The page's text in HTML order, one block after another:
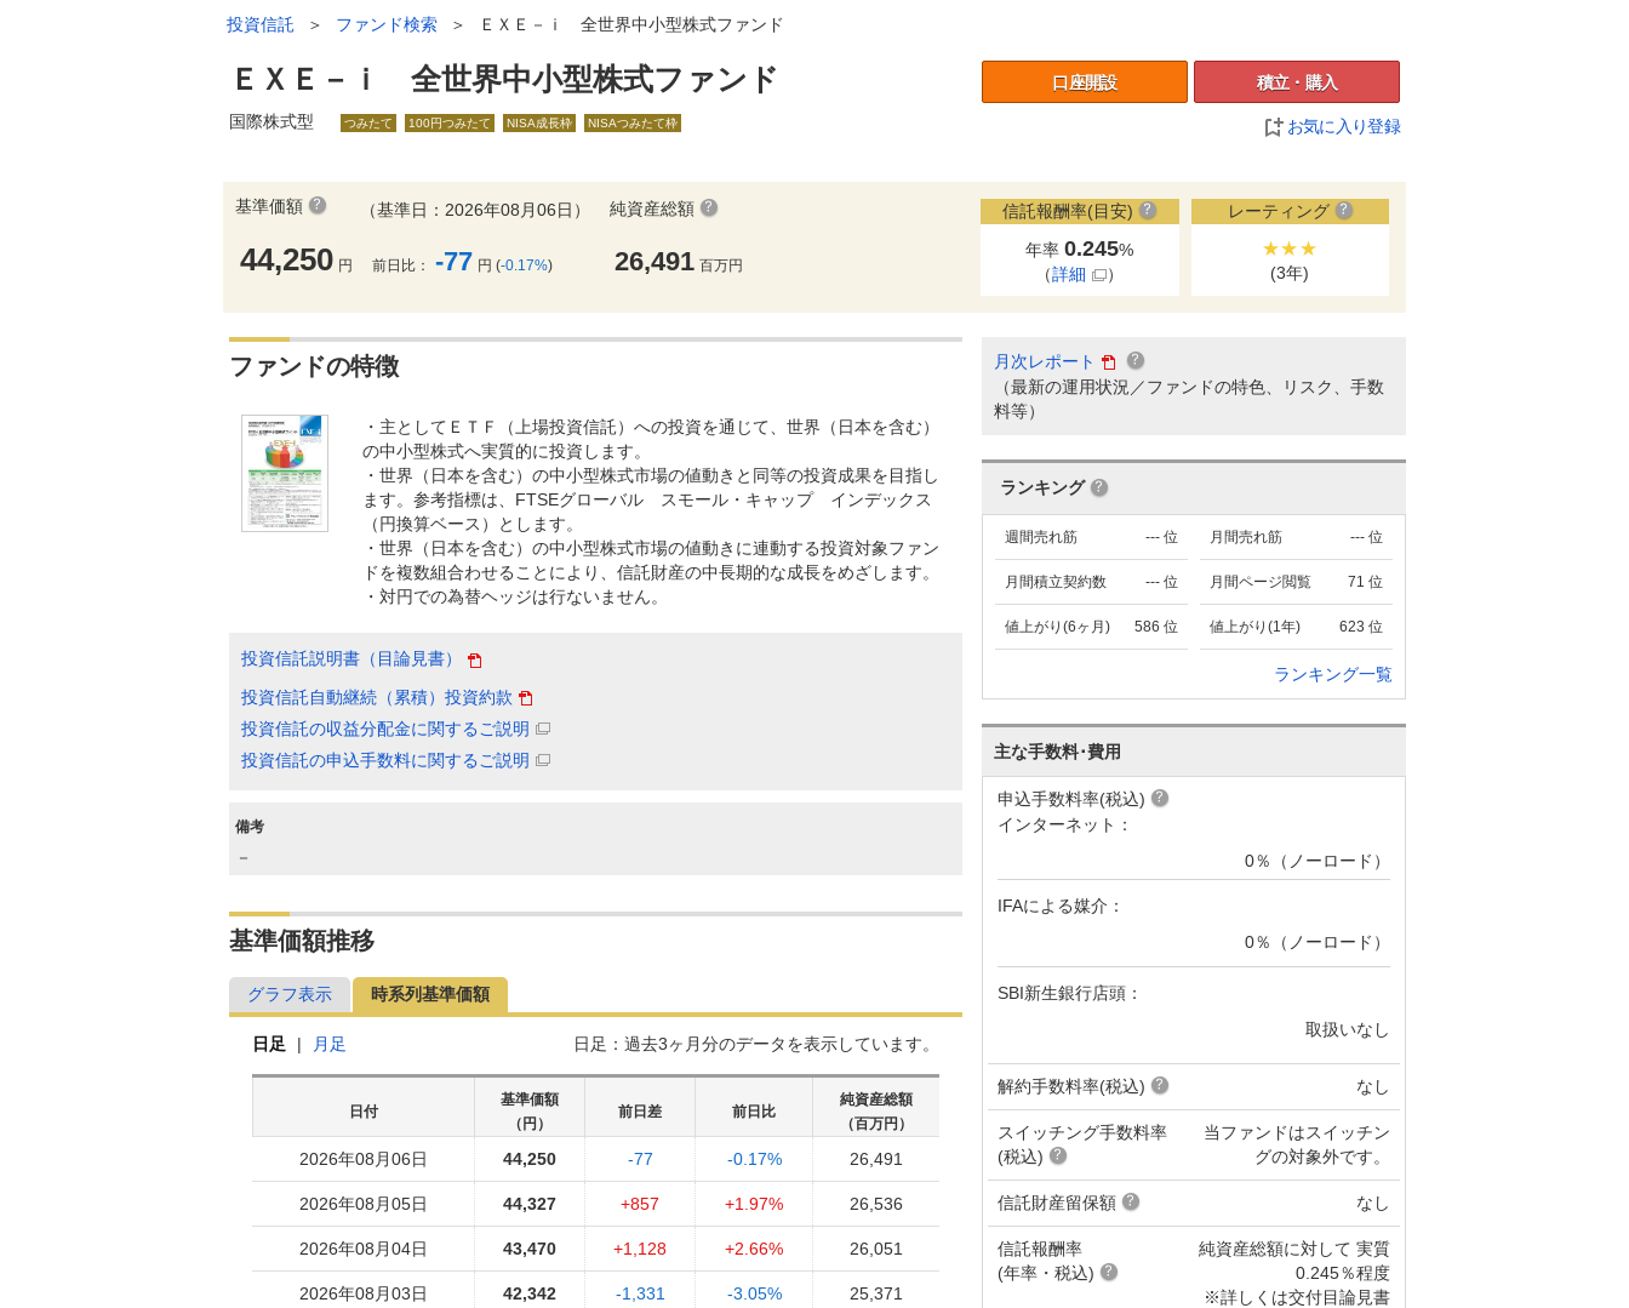
投資信託 ＞ ファンド検索 ＞ ＥＸＥ－ｉ 全世界中小型株式ファンド
ＥＸＥ－ｉ 全世界中小型株式ファンド 口座開設 積立・購入
お気に入り登録
国際株式型 つみたて 100円つみたて NISA成長枠 NISAつみたて枠
基準価額
44,250 円
（基準日：2026年08月06日）
前日比： -77 円 (-0.17%)
純資産総額
26,491 百万円
信託報酬率(目安)
年率0.245%
（詳細 ）
レーティング
★★★
(3年)
ファンドの特徴
・主としてＥＴＦ（上場投資信託）への投資を通じて、世界（日本を含む）
の中小型株式へ実質的に投資します。
・世界（日本を含む）の中小型株式市場の値動きと同等の投資成果を目指し
ます。参考指標は、FTSEグローバル スモール・キャップ インデックス
（円換算ベース）とします。
・世界（日本を含む）の中小型株式市場の値動きに連動する投資対象ファン
ドを複数組合わせることにより、信託財産の中長期的な成長をめざします。
・対円での為替ヘッジは行ないません。
投資信託説明書（目論見書）
投資信託自動継続（累積）投資約款
投資信託の収益分配金に関するご説明
投資信託の申込手数料に関するご説明
備考
－
基準価額推移
グラフ表示 時系列基準価額
日足 | 月足 日足：過去3ヶ月分のデータを表示しています。
日付
基準価額
（円）
前日差 前日比
純資産総額
（百万円）
2026年08月06日 44,250 -77 -0.17% 26,491
2026年08月05日 44,327 +857 +1.97% 26,536
2026年08月04日 43,470 +1,128 +2.66% 26,051
2026年08月03日 42,342 -1,331 -3.05% 25,371
月次レポート
（最新の運用状況／ファンドの特色、リスク、手数
料等）
ランキング
--- 位
週間売れ筋 --- 位
月間売れ筋
--- 位
月間積立契約数 71 位
月間ページ閲覧
586 位
値上がり(6ヶ月) 623 位
値上がり(1年)
ランキング一覧
主な手数料･費用
申込手数料率(税込)
インターネット：
0％（ノーロード）
IFAによる媒介：
0％（ノーロード）
SBI新生銀行店頭：
取扱いなし
解約手数料率(税込) なし
スイッチング手数料率
(税込)
当ファンドはスイッチン
グの対象外です。
信託財産留保額 なし
信託報酬率
(年率・税込)
純資産総額に対して 実質
0.245％程度
※詳しくは交付目論見書